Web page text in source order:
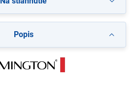
Popis